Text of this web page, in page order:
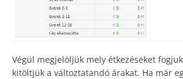
Végül megjelöljük mely étkezéseket
kitöltjük a változtatandó árakat. Ha már